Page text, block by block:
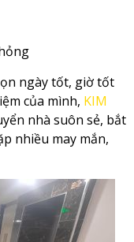
ngày tốt, giờ tốt
của mình, KIM
nhà suôn sẻ, bắt
nhiều may mắn,